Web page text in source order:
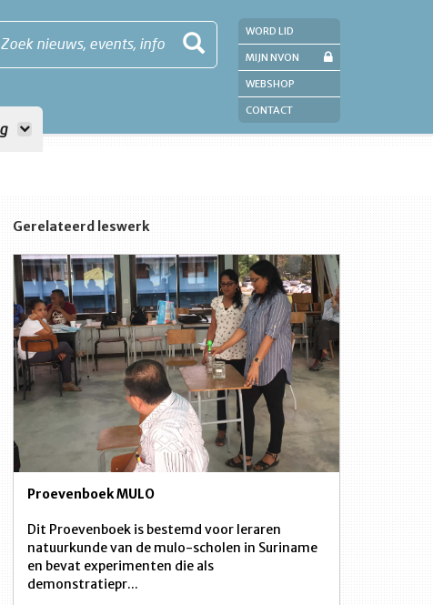
Zoek nieuws, events, info
WORD LID
MIJN NVON
WEBSHOP
CONTACT
Gerelateerd leswerk
Proevenboek MULO
Dit Proevenboek is bestemd voor leraren
natuurkunde van de mulo-scholen in Suriname
en bevat experimenten die als
demonstratiepr...